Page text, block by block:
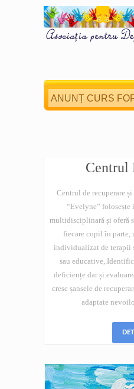
Centrul
Centrul de recuperare
“Evelyne”
multidisciplinară și oferă
fiecare copil în parte,
individualizat de terapii
sau
deficiențe dar și
cresc șansele de
adaptate